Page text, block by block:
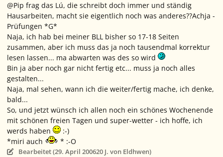
@Pip frag das Lú, die schreibt doch immer und ständig
Hausarbeiten, macht sie eigentlich noch was anderes??Achja -
Prüfungen *G*
Naja, ich hab bei meiner BLL bisher so 17-18 Seiten
zusammen, aber ich muss das ja noch tausendmal korrektur
lesen lassen... ma abwarten was des so wird
Bin ja aber noch gar nicht fertig etc... muss ja noch alles
gestalten...
Naja, mal sehen, wann ich die weiter/fertig mache, ich denke,
bald...
So, und jetzt wünsch ich allen noch ein schönes Wochenende
mit schönen freien Tagen und super-wetter - ich hoffe, ich
werds haben
:-)
*miri auch
* :-O
Bearbeitet (29. April 200620 J. von Eldhwen)